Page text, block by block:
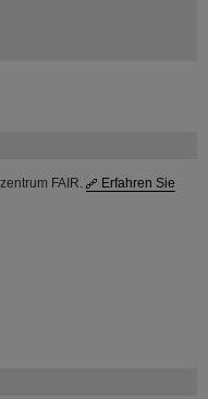
FAIR.
Erfahren Sie